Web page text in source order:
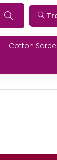
Cotton Saree